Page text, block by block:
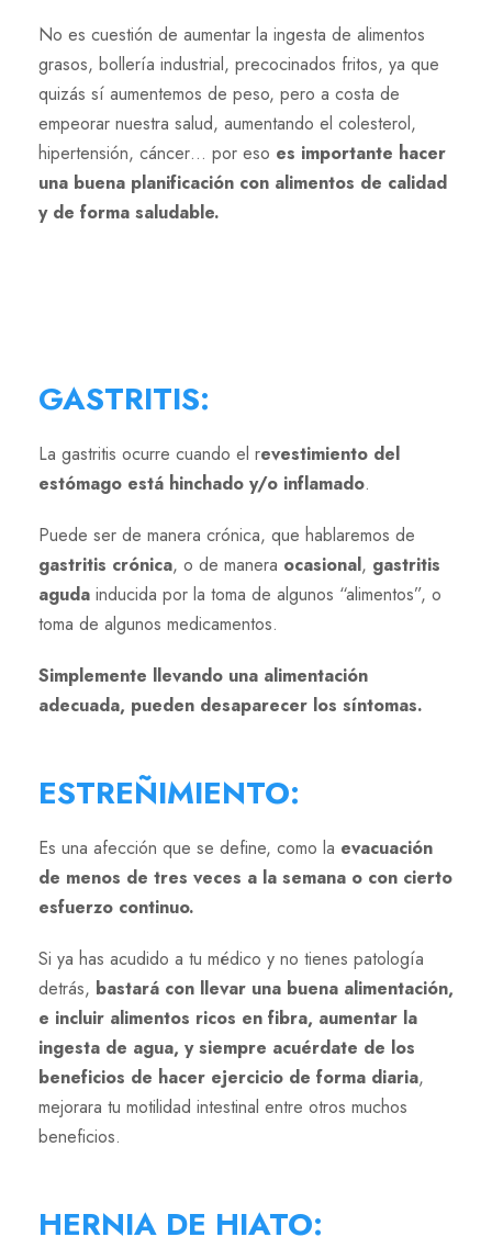
No es cuestión de aumentar la ingesta de alimentos
grasos, bollería industrial, precocinados fritos, ya que
quizás sí aumentemos de peso, pero a costa de
empeorar nuestra salud, aumentando el colesterol,
hipertensión, cáncer… por eso es importante hacer
una buena planificación con alimentos de calidad
y de forma saludable.
GASTRITIS:
La gastritis ocurre cuando el revestimiento del
estómago está hinchado y/o inflamado.
Puede ser de manera crónica, que hablaremos de
gastritis crónica, o de manera ocasional, gastritis
aguda inducida por la toma de algunos “alimentos”, o
toma de algunos medicamentos.
Simplemente llevando una alimentación
adecuada, pueden desaparecer los síntomas.
ESTREÑIMIENTO:
Es una afección que se define, como la evacuación
de menos de tres veces a la semana o con cierto
esfuerzo continuo.
Si ya has acudido a tu médico y no tienes patología
detrás, bastará con llevar una buena alimentación,
e incluir alimentos ricos en fibra, aumentar la
ingesta de agua, y siempre acuérdate de los
beneficios de hacer ejercicio de forma diaria,
mejorara tu motilidad intestinal entre otros muchos
beneficios.
HERNIA DE HIATO: